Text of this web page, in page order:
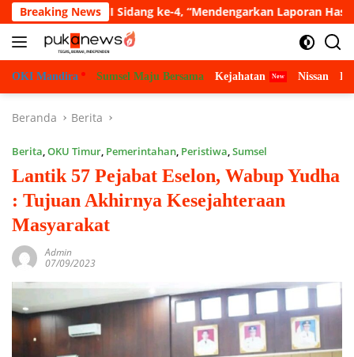
Langsung
ke
konten
Breaking News
VII Sidang ke-4, “Mendengarkan Laporan Hasil Pembahasan
OKI Mandira Sumsel Maju Bersama Kejahatan Nissan
Beranda Berita
Berita,OKU Timur, Pemerintahan, Peristiwa,Sumsel
Lantik 57 Pejabat Eselon, Wabup Yudha
: Tujuan Akhirnya Kesejahteraan
Masyarakat
Admin
07/09/2023